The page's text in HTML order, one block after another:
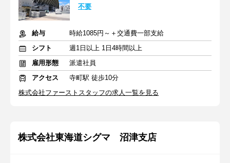
不要
給与
時給1085円～＋交通費一部支給
シフト
週1日以上 1日4時間以上
雇用形態
派遣社員
アクセス
寺町駅 徒歩10分
株式会社ファーストスタッフの求人一覧を見る
株式会社東海道シグマ 沼津支店